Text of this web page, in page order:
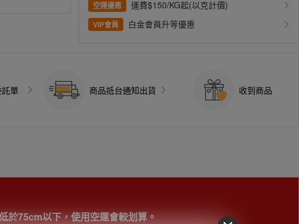
空運優惠 運費$150/KG起(以克計價)
VIP會員 白金會員升等優惠
單 商品抵台通知出貨 收到商品
於75cm以下，使用空運會較划算。